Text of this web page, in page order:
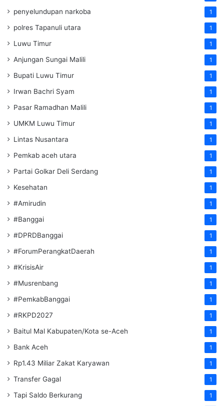
penyelundupan narkoba 1
polres Tapanuli utara 1
Luwu Timur 1
Anjungan Sungai Malili 1
Bupati Luwu Timur 1
Irwan Bachri Syam 1
Pasar Ramadhan Malili 1
UMKM Luwu Timur 1
Lintas Nusantara 1
Pemkab aceh utara 1
Partai Golkar Deli Serdang 1
Kesehatan 1
#Amirudin 1
#Banggai 1
#DPRDBanggai 1
#ForumPerangkatDaerah 1
#KrisisAir 1
#Musrenbang 1
#PemkabBanggai 1
#RKPD2027 1
Baitul Mal Kabupaten/Kota se-Aceh 1
Bank Aceh 1
Rp1.43 Miliar Zakat Karyawan 1
Transfer Gagal 1
Tapi Saldo Berkurang 1